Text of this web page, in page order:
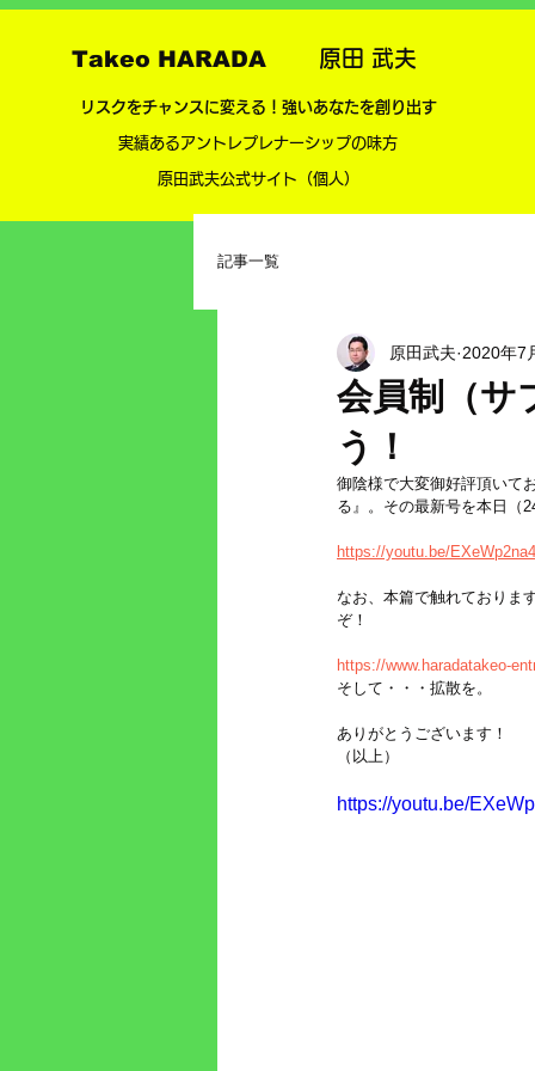
Takeo HARADA 原田 武夫
​リスクをチャンスに変える！強いあなたを創り出す
実績あるアントレプレナーシップの味方
​ ​原田武夫公式サイト（個人）
記事一覧
会員制（サ
う！
原田武夫 2020年7
御陰様で大変御好評頂いて
る』。その最新号を本日（
https://youtu.be/
なお、本篇で触れておりま
ぞ！
https://www.haradatakeo-
そして・・・拡散を。
ありがとうございます！
（以上）
https://youtu.be/